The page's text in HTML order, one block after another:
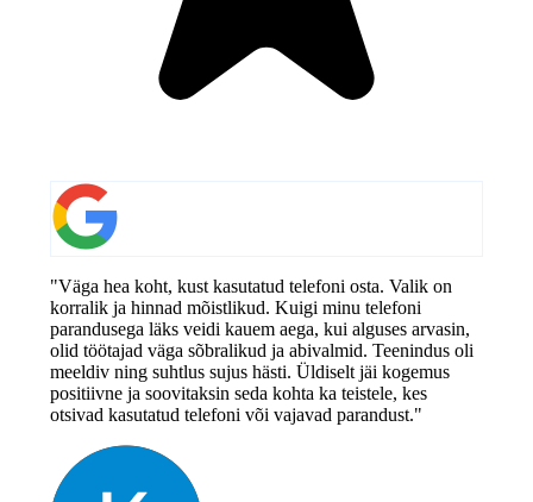
"Väga hea koht, kust kasutatud telefoni osta. Valik on
korralik ja hinnad mõistlikud. Kuigi minu telefoni
parandusega läks veidi kauem aega, kui alguses arvasin,
olid töötajad väga sõbralikud ja abivalmid. Teenindus oli
meeldiv ning suhtlus sujus hästi. Üldiselt jäi kogemus
positiivne ja soovitaksin seda kohta ka teistele, kes
otsivad kasutatud telefoni või vajavad parandust."